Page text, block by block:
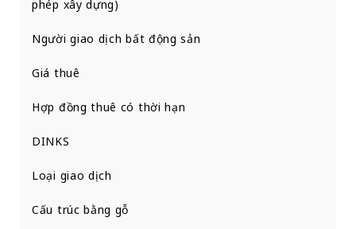
phép xây dựng)
Người giao dịch bất động sản
Giá thuê
Hợp đồng thuê có thời hạn
DINKS
Loại giao dịch
Cấu trúc bằng gỗ